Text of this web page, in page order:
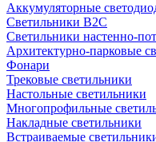
Аккумуляторные
Светильники B2C
Светильники настенно-
Архитектурно-парковые
Фонари
Трековые светильники
Настольные светильники
Многопрофильные
Накладные светильники
Встраиваемые